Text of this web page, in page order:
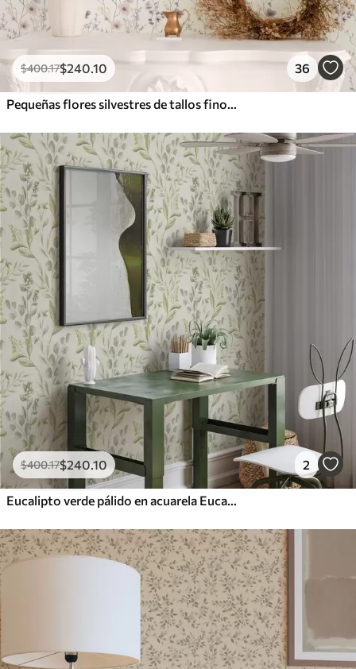
$400.17$240.10 36
Pequeñas flores silvestres de tallos finos sobre fondo claro
$400.17$240.10 2
Eucalipto verde pálido en acuarela Eucalipto verde en acuarela con motivo botánico